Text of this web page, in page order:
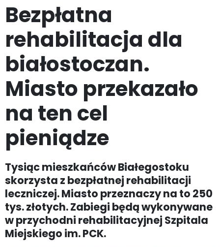
Bezpłatna
rehabilitacja dla
białostoczan.
Miasto przekazało
na ten cel
pieniądze
Tysiąc mieszkańców Białegostoku
skorzysta z bezpłatnej rehabilitacji
leczniczej. Miasto przeznaczy na to 250
tys. złotych. Zabiegi będą wykonywane
w przychodni rehabilitacyjnej Szpitala
Miejskiego im. PCK.